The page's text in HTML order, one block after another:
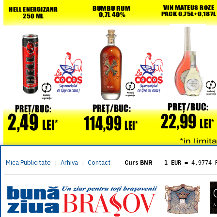
Mica Publicitate | Arhiva | Contact Curs BNR 1 EUR = 4.9774
= 5.8304
1 XAU= 464.4611
1 AED= 1.1933
1 AUD= 2.7957
1 BGN= 2.5449